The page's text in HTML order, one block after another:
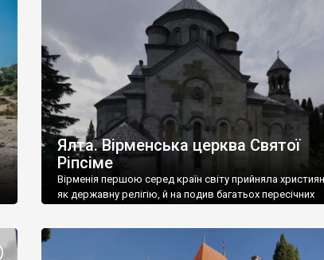
називаються «повстяками» (postaki)…” “Вино. Крим
виробляє відмінне вино і його вдосталь: воно все
легке біле і дуже […]
Ялта. Вірменська церква Святої
Ріпсіме
Вірменія першою серед країн світу прийняла
як державну релігію, й на подив багатьох пересічних